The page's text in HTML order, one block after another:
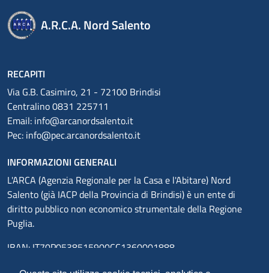
A.R.C.A. Nord Salento
RECAPITI
Via G.B. Casimiro, 21 - 72100 Brindisi
Centralino 0831 225711
Email: info@arcanordsalento.it
Pec: info@pec.arcanordsalento.it
INFORMAZIONI GENERALI
L'ARCA (Agenzia Regionale per la Casa e l'Abitare) Nord
Salento (già IACP della Provincia di Brindisi) è un ente di
diritto pubblico non economico strumentale della Regione
Puglia.
IBAN: IT70P0538515900CC1360001888